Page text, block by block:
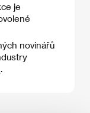
je
novinářů